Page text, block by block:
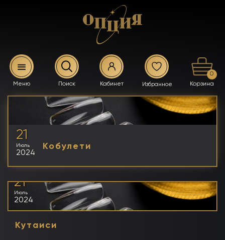
0
21
Июль
2024
Кобулети
21
Июль
2024
Кутаиси